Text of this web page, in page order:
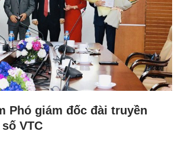
Phó giám đốc đài truyền
VTC